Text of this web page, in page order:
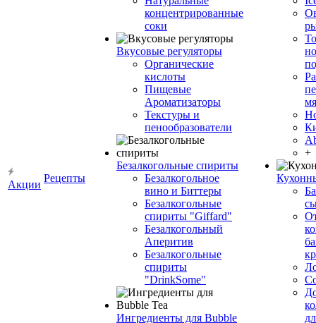
Акции
Рецепты
концентрированные
соки
Вкусовые регуляторы
Органические
кислоты
Пищевые
Ароматизаторы
Текстуры и
пенообразователи
Безалкогольные спириты
Безалкогольное
вино и Биттеры
Безалкогольные
спириты "Giffard"
Безалкогольный
Аперитив
Безалкогольные
спириты
"DrinkSome"
Ингредиенты для Bubble
+